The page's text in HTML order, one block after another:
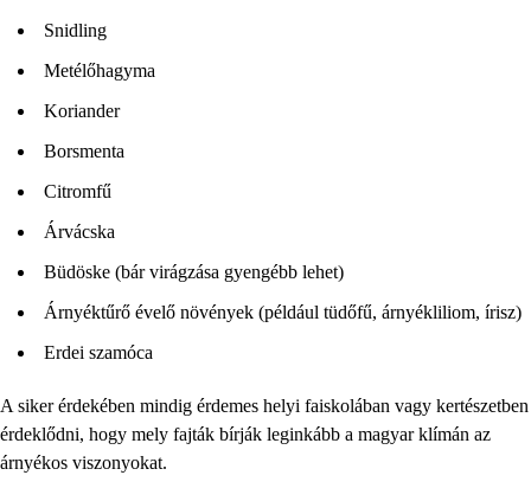
Snidling
Metélőhagyma
Koriander
Borsmenta
Citromfű
Árvácska
Büdöske (bár virágzása gyengébb lehet)
Árnyéktűrő évelő növények (például tüdőfű, árnyékliliom, írisz)
Erdei szamóca
A siker érdekében mindig érdemes helyi faiskolában vagy kertészetben
érdeklődni, hogy mely fajták bírják leginkább a magyar klímán az
árnyékos viszonyokat.